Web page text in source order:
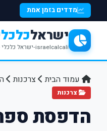
מדדים בזמן אמת
ישראל
israelcalcali-ישראל כלכלי – פורטל כלכלה ונדל''ן-מחפשים חדשות כלכליות עדכניות? האתר ישראל כלכלי מציע עדכונים וחדשות שבתחומי הכלכלה הפיננסים והנדל''ן
עמוד הבית צרכנות
צרכנות
הדפסת